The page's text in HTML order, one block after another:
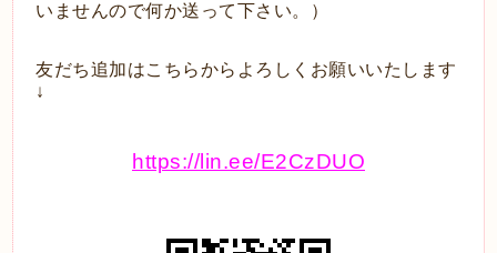
いませんので何か送って下さい。）
友だち追加はこちらからよろしくお願いいたします
↓
https://lin.ee/E2CzDUO